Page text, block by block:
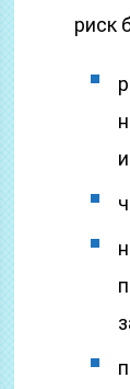
риск